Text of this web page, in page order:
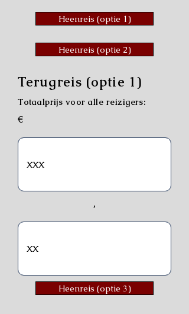
Heenreis (optie 1)
Heenreis (optie 2)
Terugreis (optie 1)
Totaalprijs voor alle reizigers:
€
,
Heenreis (optie 3)